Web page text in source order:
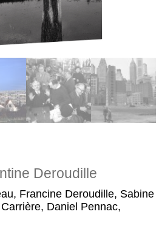
Deroudille
Francine Deroudille, Sabine
Daniel Pennac,